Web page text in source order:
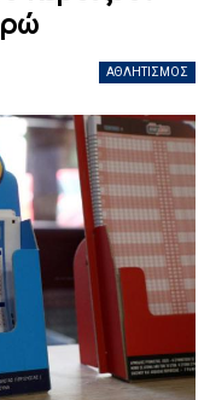
ΑΘΛΗΤΙΣΜΌΣ